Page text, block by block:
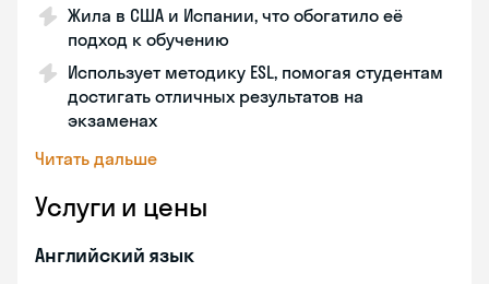
Жила в США и Испании, что обогатило её
подход к обучению
Использует методику ESL, помогая студентам
достигать отличных результатов на
экзаменах
Читать дальше
Услуги и цены
Английский язык